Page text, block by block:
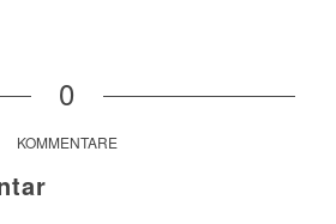
0
KOMMENTARE